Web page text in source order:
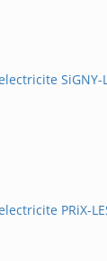
SiGNY-
PRiX-